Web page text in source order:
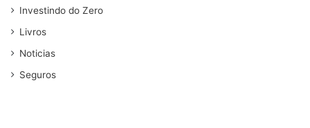
Investindo do Zero
Livros
Noticias
Seguros